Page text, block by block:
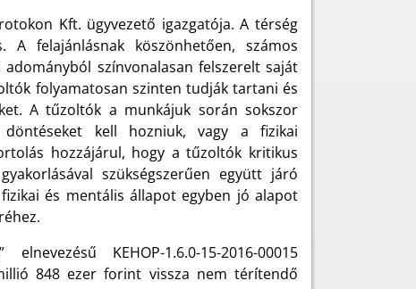
Kft. ügyvezető igazgatója. A térség
A felajánlásnak köszönhetően, számos
színvonalasan felszerelt saját
folyamatosan szinten tudják tartani és
A tűzoltók a munkájuk során sokszor
döntéseket kell hozniuk, vagy a fizikai
hozzájárul, hogy a tűzoltók kritikus
szükségszerűen együtt járó
és mentális állapot egyben jó alapot
KEHOP-1.6.0-15-2016-00015
848 ezer forint vissza nem térítendő